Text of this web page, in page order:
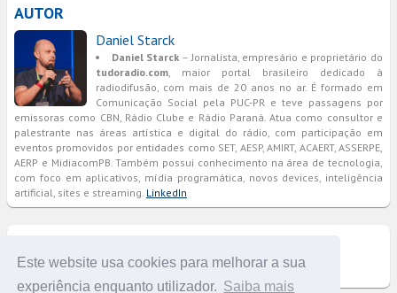
Este website usa cookies para melhorar a sua
experiência enquanto utilizador. Saiba mais
AUTOR
Daniel Starck
Daniel Starck – Jornalista, empresário e proprietário do
tudoradio.com, maior portal brasileiro dedicado à
radiodifusão, com mais de 20 anos no ar. É formado em
Comunicação Social pela PUC-PR e teve passagens por
emissoras como CBN, Rádio Clube e Rádio Paraná. Atua como consultor e
palestrante nas áreas artística e digital do rádio, com participação em
eventos promovidos por entidades como SET, AESP, AMIRT, ACAERT, ASSERPE,
AERP e MidiacomPB. Também possui conhecimento na área de tecnologia,
com foco em aplicativos, mídia programática, novos devices, inteligência
artificial, sites e streaming. LinkedIn